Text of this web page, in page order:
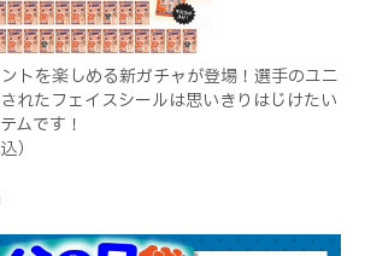
トを楽しめる新ガチャが登場！選手のユニ
れたフェイスシールは思いきりはじけたい
ムです！
）